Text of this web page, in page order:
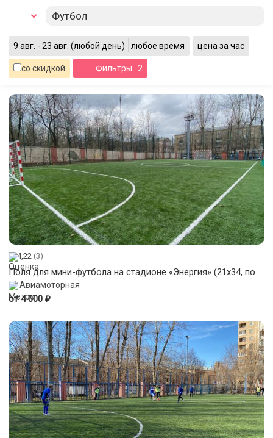
Футбол
9 авг. - 23 авг. (любой день) любое время цена за час
со скидкой Фильтры · 2
4,22 (3)
Поля для мини-футбола на стадионе «Энергия» (21х34, поле -3,4)
Авиамоторная
от 4 000 ₽